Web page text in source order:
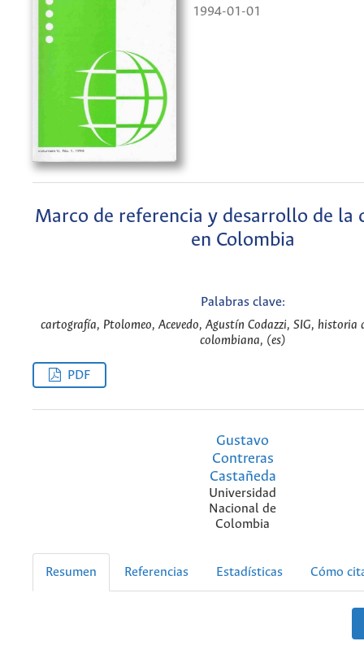
1994-01-01
Marco de referencia y desarrollo de la
en Colombia
Palabras clave:
cartografía, Ptolomeo, Acevedo, Agustín Codazzi, SIG, historia
colombiana, (es)
PDF
Gustavo
Contreras
Castañeda
Universidad
Nacional de
Colombia
Resumen Referencias Estadísticas Cómo